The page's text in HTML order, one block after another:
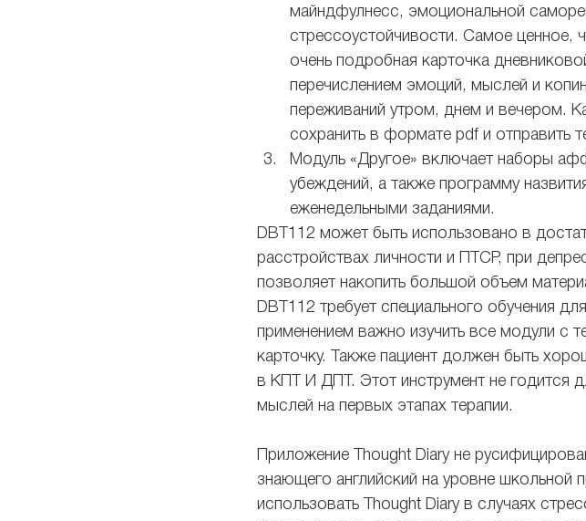
майндфулнесс, эмоциональной
стрессоустойчивости. Самое ценное,
очень подробная карточка
перечислением эмоций, мыслей и
переживаний утром, днем и вечером.
сохранить в формате pdf и отправить
Модуль «Другое» включает наборы
убеждений, а также программу
еженедельными заданиями.
DBT112 может быть использовано в
расстройствах личности и ПТСР, при
позволяет накопить большой объем
DBT112 требует специального обучения
применением важно изучить все модули с
карточку. Также пациент должен быть
в КПТ И ДПТ. Этот инструмент не годится
мыслей на первых этапах терапии.
Приложение Thought Diary не
знающего английский на уровне школьной
использовать Thought Diary в случаях